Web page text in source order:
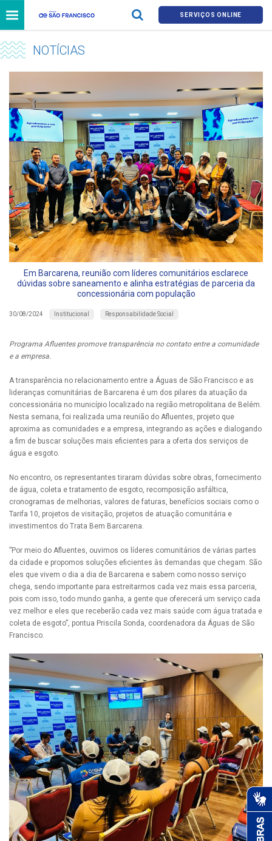
SERVIÇOS ONLINE
NOTÍCIAS
Em Barcarena, reunião com líderes comunitários esclarece
dúvidas sobre saneamento e alinha estratégias de parceria da
concessionária com população
30/08/2024 Institucional Responsabilidade Social
Programa Afluentes promove transparência no contato entre a comunidade
e a empresa.
A transparência no relacionamento entre a Águas de São Francisco e as
lideranças comunitárias de Barcarena é um dos pilares da atuação da
concessionária no município localizado na região metropolitana de Belém.
Nesta semana, foi realizada uma reunião do Afluentes, projeto que
aproxima as comunidades e a empresa, integrando as ações e dialogando
a fim de buscar soluções mais eficientes para a oferta dos serviços de
água e esgoto.
No encontro, os representantes tiraram dúvidas sobre obras, fornecimento
de água, coleta e tratamento de esgoto, recomposição asfáltica,
cronogramas de melhorias, valores de faturas, benefícios sociais como o
Tarifa 10, projetos de visitação, projetos de atuação comunitária e
investimentos do Trata Bem Barcarena.
”Por meio do Afluentes, ouvimos os líderes comunitários de várias partes
da cidade e propomos soluções eficientes às demandas que chegam. São
eles que vivem o dia a dia de Barcarena e sabem como nosso serviço
chega, sendo importante para estreitarmos cada vez mais essa parceria,
pois com isso, todo mundo ganha, a gente que oferecerá um serviço cada
vez melhor e eles que receberão cada vez mais saúde com água tratada e
coleta de esgoto”, pontua Priscila Sonda, coordenadora da Águas de São
Francisco.